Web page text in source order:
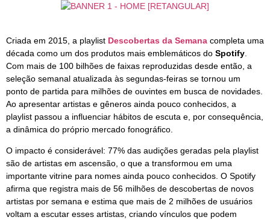
Criada em 2015, a playlist Descobertas da Semana completa uma
década como um dos produtos mais emblemáticos do Spotify
Com mais de 100 bilhões de faixas reproduzidas desde então, a
seleção semanal atualizada às segundas-feiras se tornou um
ponto de partida para milhões de ouvintes em busca de novidades.
Ao apresentar artistas e gêneros ainda pouco conhecidos, a
playlist passou a influenciar hábitos de escuta e, por consequência,
a dinâmica do próprio mercado fonográfico.
O impacto é considerável: 77% das audições geradas pela playlist
são de artistas em ascensão, o que a transformou em uma
importante vitrine para nomes ainda pouco conhecidos. O Spotify
afirma que registra mais de 56 milhões de descobertas de novos
artistas por semana e estima que mais de 2 milhões de usuários
voltam a escutar esses artistas, criando vínculos que podem